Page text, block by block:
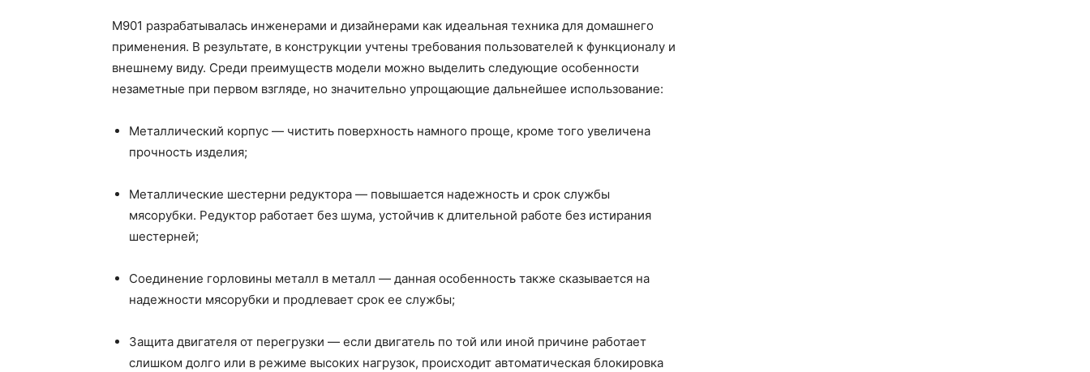
М901 разрабатывалась инженерами и дизайнерами как идеальная техника для домашнего
применения. В результате, в конструкции учтены требования пользователей к функционалу и
внешнему виду. Среди преимуществ модели можно выделить следующие особенности
незаметные при первом взгляде, но значительно упрощающие дальнейшее использование:
Металлический корпус — чистить поверхность намного проще, кроме того увеличена
прочность изделия;
Металлические шестерни редуктора — повышается надежность и срок службы
мясорубки. Редуктор работает без шума, устойчив к длительной работе без истирания
шестерней;
Соединение горловины металл в металл — данная особенность также сказывается на
надежности мясорубки и продлевает срок ее службы;
Защита двигателя от перегрузки — если двигатель по той или иной причине работает
слишком долго или в режиме высоких нагрузок, происходит автоматическая блокировка